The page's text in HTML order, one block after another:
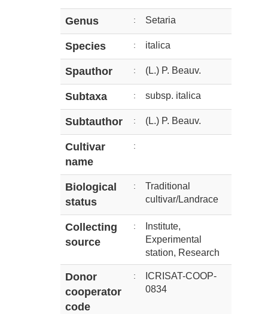
Genus : Setaria
Species : italica
Spauthor : (L.) P. Beauv.
Subtaxa : subsp. italica
Subtauthor : (L.) P. Beauv.
Cultivar
name
:
Biological
status
:
Traditional
cultivar/Landrace
Collecting
source
:
Institute,
Experimental
station, Research
Donor
cooperator
code
:
ICRISAT-COOP-
0834